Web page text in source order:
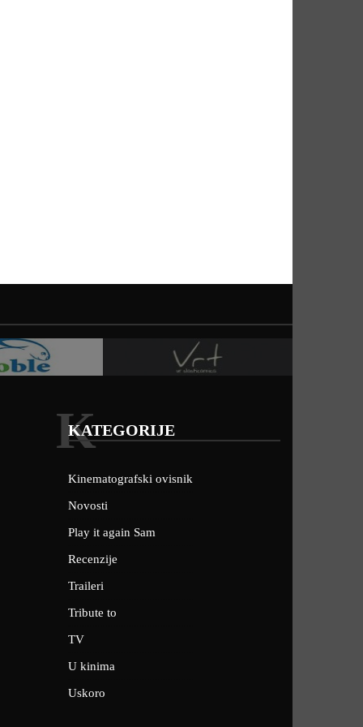
KATEGORIJE
K
Kinematografski ovisnik
Novosti
Play it again Sam
Recenzije
Traileri
Tribute to
TV
U kinima
Uskoro